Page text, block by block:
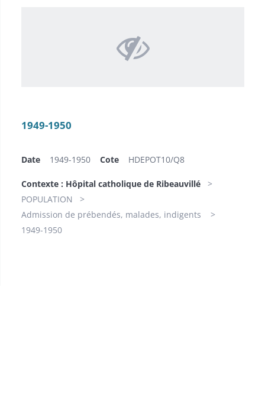
1949-1950
Date 1949-1950 Cote HDEPOT10/​Q8
Contexte : Hôpital catholique de Ribeauvillé
POPULATION
Admission de prébendés, malades, indigents
1949-1950